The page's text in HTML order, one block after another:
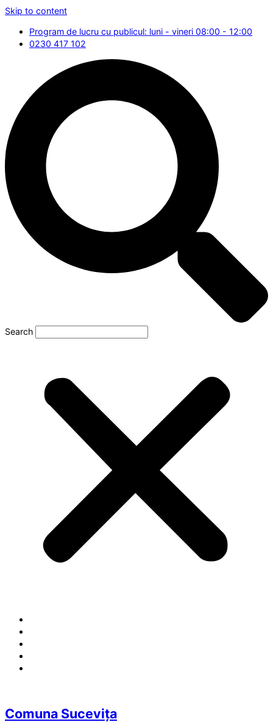
Skip to content
Program de lucru cu publicul: luni - vineri 08:00 - 12:00
0230 417 102
Search
Comuna Sucevița